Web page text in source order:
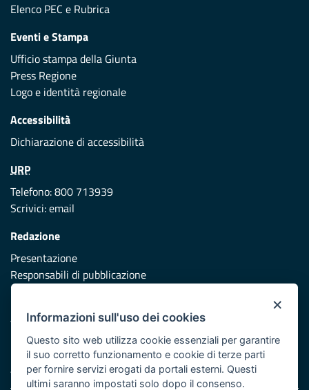
Elenco PEC e Rubrica
Eventi e Stampa
Ufficio stampa della Giunta
Press Regione
Logo e identità regionale
Accessibilità
Dichiarazione di accessibilità
URP
Telefono: 800 713939
Scrivici:email
Redazione
Presentazione
Responsabili di pubblicazione
Vai al sito di Protezione Civile Puglia
Iniziativa finanziata con risorse del POR Puglia 2014/2020 -
Asse XI
×
Informazioni sull'uso dei cookies
Questo sito web utilizza cookie essenziali per garantire
il suo corretto funzionamento e cookie di terze parti
per fornire servizi erogati da portali esterni. Questi
ultimi saranno impostati solo dopo il consenso.